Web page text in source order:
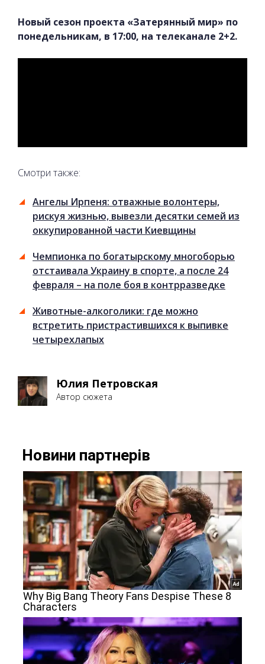
Новый сезон проекта «Затерянный мир» по
понедельникам, в 17:00, на телеканале 2+2.
Смотри также:
Ангелы Ирпеня: отважные волонтеры,
рискуя жизнью, вывезли десятки семей из
оккупированной части Киевщины
Чемпионка по богатырскому многоборью
отстаивала Украину в спорте, а после 24
февраля – на поле боя в контрразведке
Животные-алкоголики: где можно
встретить пристрастившихся к выпивке
четырехлапых
Юлия Петровская
Автор сюжета